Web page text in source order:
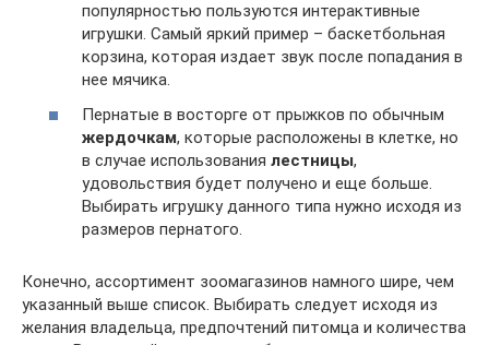
популярностью пользуются интерактивные
игрушки. Самый яркий пример – баскетбольная
корзина, которая издает звук после попадания в
нее мячика.
Пернатые в восторге от прыжков по обычным
жердочкам, которые расположены в клетке, но
в случае использования лестницы,
удовольствия будет получено и еще больше.
Выбирать игрушку данного типа нужно исходя из
размеров пернатого.
Конечно, ассортимент зоомагазинов намного шире, чем
указанный выше список. Выбирать следует исходя из
желания владельца, предпочтений питомца и количества